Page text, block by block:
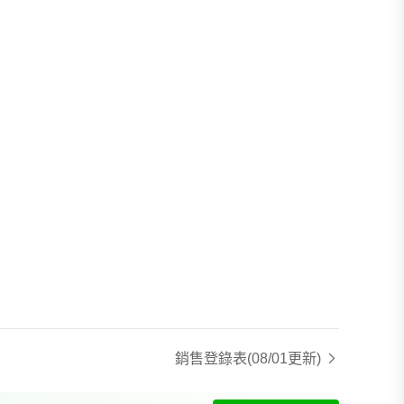
銷售登錄表(08/01更新)